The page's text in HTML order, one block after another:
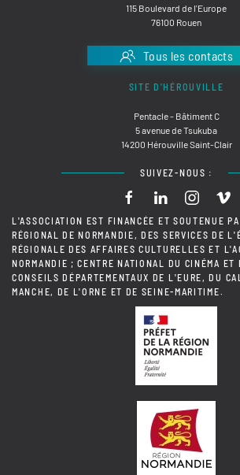
115 Boulevard de l'Europe
76100 Rouen
Tous les contacts
SITE D'HÉROUVILLE
Pentacle - Bâtiment C
5 avenue de Tsukuba
14200 Hérouville Saint-Clair
SUIVEZ-NOUS :
L'ASSOCIATION EST FINANCÉE ET SOUTENUE
RÉGIONAL DE NORMANDIE, DES SERVICES DE
RÉGIONALE DES AFFAIRES CULTURELLES ET
NORMANDIE ; CENTRE NATIONAL DU CINÉMA ET
CONSEILS DÉPARTEMENTAUX DE L'EURE, DU
MANCHE, DE L'ORNE ET DE SEINE-MARITIME.